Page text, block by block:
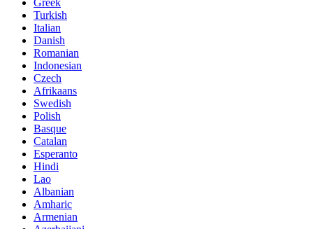
Greek
Turkish
Italian
Danish
Romanian
Indonesian
Czech
Afrikaans
Swedish
Polish
Basque
Catalan
Esperanto
Hindi
Lao
Albanian
Amharic
Armenian